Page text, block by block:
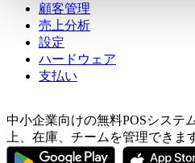
顧客管理
売上分析
設定
ハードウェア
支払い
中小企業向けの無料POSシステ
上、在庫、チームを管理できま